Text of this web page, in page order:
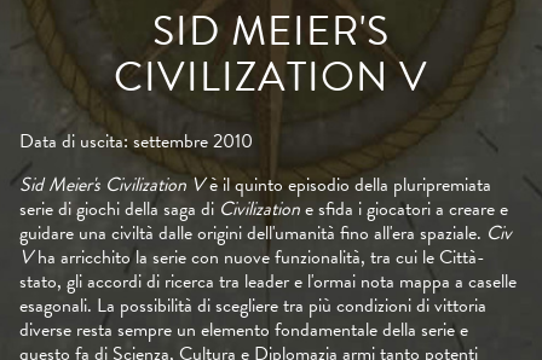
SID MEIER'S
CIVILIZATION V
Data di uscita: settembre 2010
Sid Meier's Civilization Vè il quinto episodio della pluripremiata
serie di giochi della saga di Civilizatione sfida i giocatori a creare e
guidare una civiltà dalle origini dell'umanità fino all'era spaziale. Civ
Vha arricchito la serie con nuove funzionalità, tra cui le Città-
stato, gli accordi di ricerca tra leader e l'ormai nota mappa a caselle
esagonali. La possibilità di scegliere tra più condizioni di vittoria
diverse resta sempre un elemento fondamentale della serie e